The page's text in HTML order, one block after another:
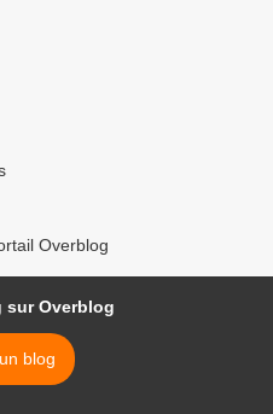
Overblog
sur Overblog
blog